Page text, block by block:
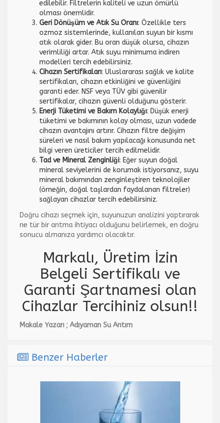
edilebilir. Filtrelerin kaliteli ve uzun ömürlü
olması önemlidir.
Geri Dönüşüm ve Atık Su Oranı: Özellikle ters
ozmoz sistemlerinde, kullanılan suyun bir kısmı
atık olarak gider. Bu oran düşük olursa, cihazın
verimliliği artar. Atık suyu minimuma indiren
modelleri tercih edebilirsiniz.
Cihazın Sertifikaları: Uluslararası sağlık ve kalite
sertifikaları, cihazın etkinliğini ve güvenliğini
garanti eder. NSF veya TÜV gibi güvenilir
sertifikalar, cihazın güvenli olduğunu gösterir.
Enerji Tüketimi ve Bakım Kolaylığı: Düşük enerji
tüketimi ve bakımının kolay olması, uzun vadede
cihazın avantajını artırır. Cihazın filtre değişim
süreleri ve nasıl bakım yapılacağı konusunda net
bilgi veren üreticiler tercih edilmelidir.
Tad ve Mineral Zenginliği: Eğer suyun doğal
mineral seviyelerini de korumak istiyorsanız, suyu
mineral bakımından zenginleştiren teknolojiler
(örneğin, doğal taşlardan faydalanan filtreler)
sağlayan cihazlar tercih edebilirsiniz.
Doğru cihazı seçmek için, suyunuzun analizini yaptırarak
ne tür bir arıtma ihtiyacı olduğunu belirlemek, en doğru
sonucu almanıza yardımcı olacaktır.
Markalı, Üretim İzin
Belgeli Sertifikalı ve
Garanti Şartnamesi olan
Cihazlar Tercihiniz olsun!!
Makale Yazarı ; Adıyaman Su Arıtım
Benzer Haberler